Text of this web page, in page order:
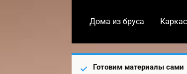
Дома из бруса
Готовим материалы сами